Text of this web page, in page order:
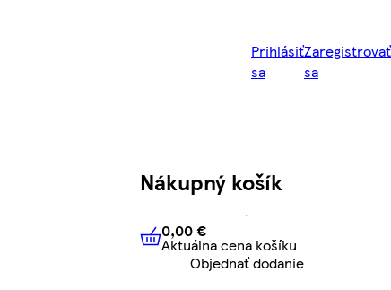
Prihlásiť
sa
Zaregistrovať
sa
Nákupný košík
0,00 € Aktuálna cena košíku
0,00 €
Aktuálna cena košíku
Objednať dodanie